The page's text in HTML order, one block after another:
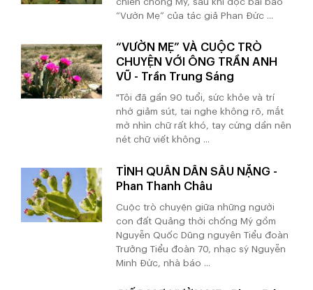
chiến chống Mỹ, sau khi đọc bài báo
“Vườn Mẹ” của tác giả Phan Đức ...
“VƯỜN MẸ” VÀ CUỘC TRÒ
CHUYỆN VỚI ÔNG TRẦN ANH
VŨ - Trần Trung Sáng
"Tôi đã gần 90 tuổi, sức khỏe và trí
nhớ giảm sút, tai nghe không rõ, mắt
mờ nhìn chữ rất khó, tay cứng dần nên
nét chữ viết không ...
TÌNH QUÂN DÂN SÂU NẶNG -
Phan Thanh Châu
Cuộc trò chuyện giữa những người
con đất Quảng thời chống Mỹ gồm
Nguyễn Quốc Dũng nguyên Tiểu đoàn
Trưởng Tiểu đoàn 70, nhạc sỹ Nguyễn
Minh Đức, nhà báo ...